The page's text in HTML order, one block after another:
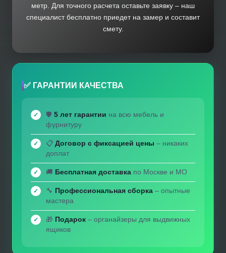
метр. Для точного расчета оставьте заявку – наш
специалист бесплатно приедет на замер и составит
смету.
✅ ГАРАНТИИ КАЧЕСТВА
🛡️ 5 лет гарантии на всю мебель и
фурнитуру
📋 Договор с фиксацией цены – никаких
доплат
🚚 Бесплатная доставка по Москве и МО
🔧 Профессиональная сборка – опытные
мастера
🎁 Подарок – органайзеры для выдвижных
ящиков